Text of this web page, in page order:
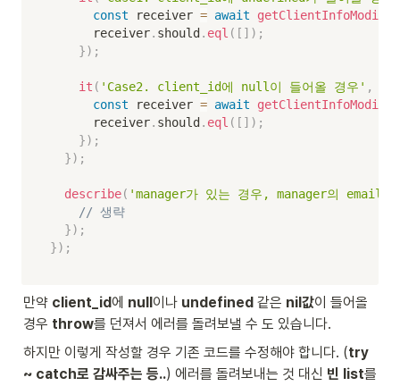
const receiver = await
      receiver
. should . eql ( [ ] ) ;
}) ;
it ( 'Case2. client_id에 null이 들어올 경우' ,
const receiver = await
      receiver
. should . eql ( [ ] ) ;
}) ;
}) ;
describe( 'manager가 있는 경우, manager의 email
// 생략
}) ;
}) ;
만약 client_id에 null 이나 undefined 같은 nil값이 들어올
경우 throw를 던져서 에러를 돌려보낼 수 도 있습니다.
하지만 이렇게 작성할 경우 기존 코드를 수정해야 합니다. (try
~ catch로 감싸주는 등..) 에러를 돌려보내는 것 대신 빈 list를